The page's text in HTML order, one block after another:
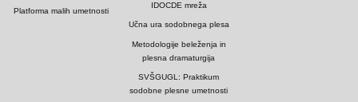
Platforma malih umetnosti
IDOCDE mreža
Učna ura sodobnega plesa
Metodologije beleženja in
plesna dramaturgija
SVŠGUGL: Praktikum
sodobne plesne umetnosti